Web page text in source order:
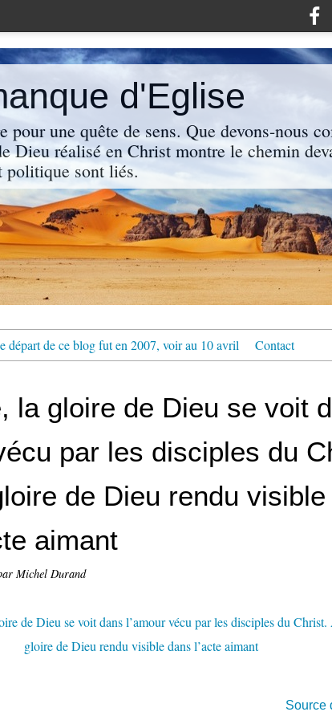
d'Eglise
pour une quête de sens. Que devons-nous
Dieu réalisé en Christ montre le chemin
politique sont liés.
départ de ce blog fut en 2007, voir au 10 avril Contact
la gloire de Dieu se voit
par les disciples du
de Dieu rendu visible
aimant
Michel Durand
Source